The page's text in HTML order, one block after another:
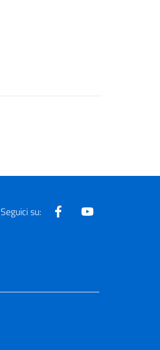
Seguici su: Facebook